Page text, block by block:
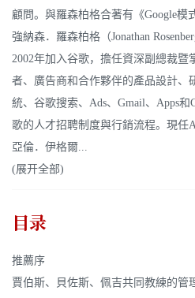
顧問。與羅森柏格合著有《Google模
強納森．羅森柏格（Jonathan
2002年加入谷歌，擔任資深副總裁暨
者、廣告商和合作夥伴的產品設計、
統、谷歌搜索、Ads、Gmail、Apps
歌的人才招聘制度與行銷流程。現任
亞倫．伊格爾...
(展开全部)
目录
推薦序
賈伯斯、貝佐斯、佩吉共同教練的管